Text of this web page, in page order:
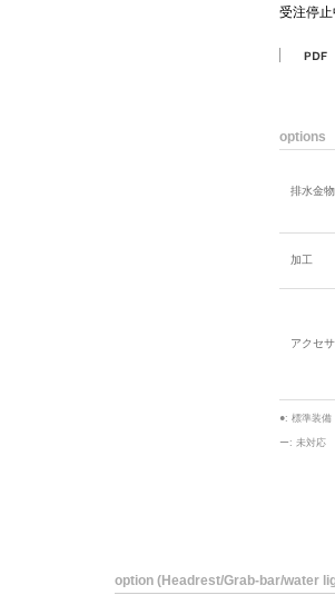
受注停
options
排水金物
加工
アクセ
●: 標準装
ー: 未対応
option (Headrest/Grab-bar/water